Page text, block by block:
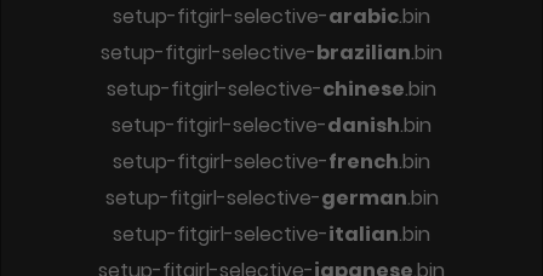
setup-fitgirl-selective-arabic.bin
setup-fitgirl-selective-brazilian.bin
setup-fitgirl-selective-chinese.bin
setup-fitgirl-selective-danish.bin
setup-fitgirl-selective-french.bin
setup-fitgirl-selective-german.bin
setup-fitgirl-selective-italian.bin
setup-fitgirl-selective-japanese.bin